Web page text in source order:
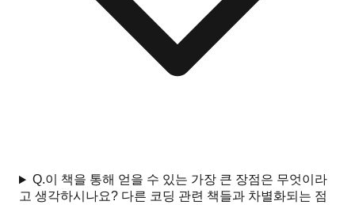
Q.이 책을 통해 얻을 수 있는 가장 큰 장점은 무엇이라
고 생각하시나요? 다른 코딩 관련 책들과 차별화되는 점